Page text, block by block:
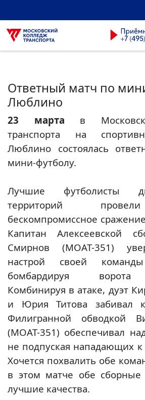
Ответный матч по
Люблино
23 марта в
транспорта на
Люблино состоялась
мини-футболу.
Лучшие футболисты
территорий
бескомпромиссное
Капитан Алексеевской
Смирнов (МОАТ-351)
настрой своей
бомбардируя ворота
Комбинируя в атаке, дуэт
и Юрия Титова забивал
Филигранной обводкой
(МОАТ-351) обеспечивал
не подпуская нападающих
Хочется похвалить обе
в этом матче обе сборные
лучшие качества.